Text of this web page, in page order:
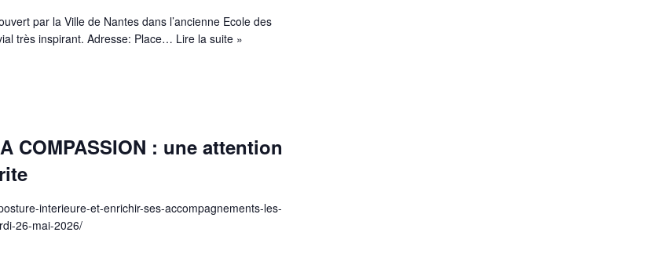
par la Ville de Nantes dans l’ancienne Ecole des
très inspirant. Adresse: Place… Lire la suite »
COMPASSION : une attention
interieure-et-enrichir-ses-accompagnements-les-
26-mai-2026/